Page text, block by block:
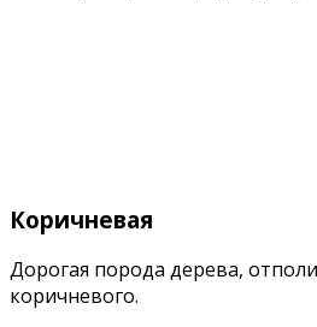
Коричневая
Дорогая порода дерева,
коричневого.